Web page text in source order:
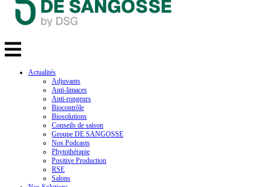
Actualités
Adjuvants
Anti-limaces
Anti-rongeurs
Biocontrôle
Biosolutions
Conseils de saison
Groupe DE SANGOSSE
Nos Podcasts
Phytothérapie
Positive Production
RSE
Salons